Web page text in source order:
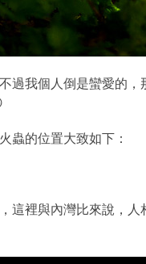
過我個人倒是蠻愛的
蟲的位置大致如下：
這裡與內灣比來說，